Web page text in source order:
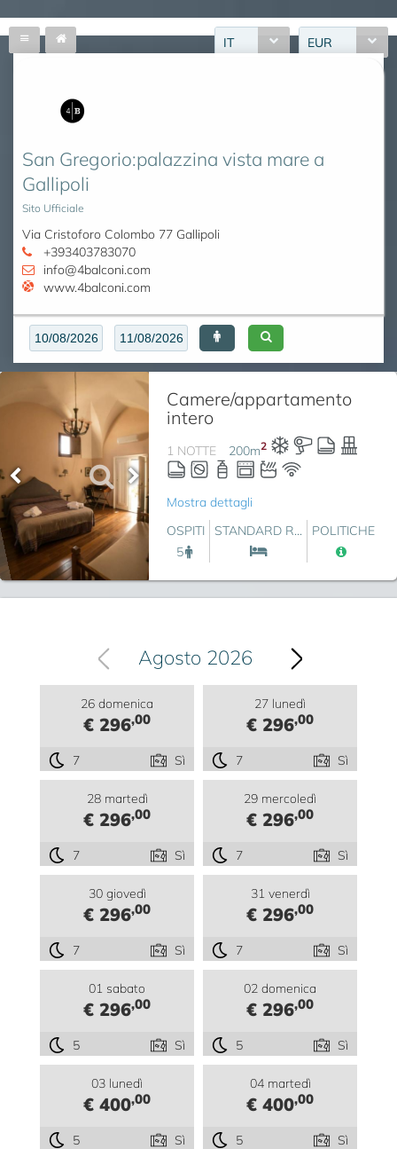
IT EUR
San Gregorio:palazzina vista mare a
Gallipoli
Sito Ufficiale
Via Cristoforo Colombo 77 Gallipoli
+393403783070
info@4balconi.com
www.4balconi.com
Camere/appartamento
intero
1 NOTTE 200m2
Mostra dettagli
OSPITI
5
STANDARD R... POLITICHE
Agosto 2026
26 domenica
€ 296,00
7 Sì
27 lunedì
€ 296,00
7 Sì
28 martedì
€ 296,00
7 Sì
29 mercoledì
€ 296,00
7 Sì
30 giovedì
€ 296,00
7 Sì
31 venerdì
€ 296,00
7 Sì
01 sabato
€ 296,00
5 Sì
02 domenica
€ 296,00
5 Sì
03 lunedì
€ 400,00
5 Sì
04 martedì
€ 400,00
5 Sì